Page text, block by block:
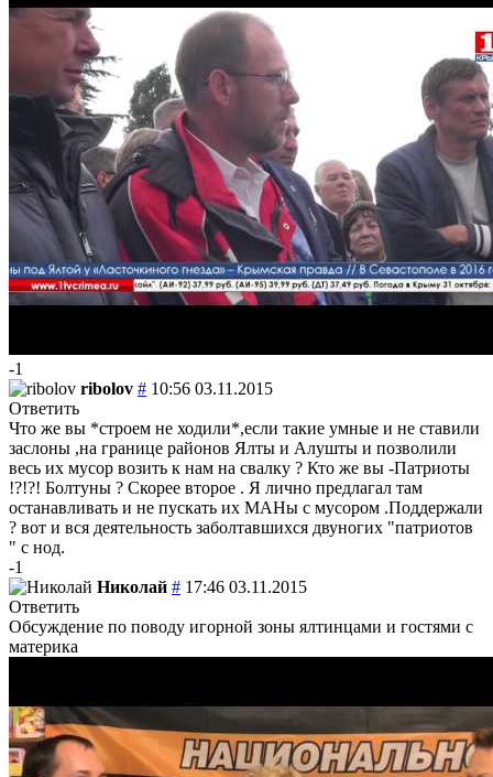
-1
ribolov # 10:56 03.11.2015
Ответить
Что же вы *строем не ходили*,если такие умные и не ставили
заслоны ,на границе районов Ялты и Алушты и позволили
весь их мусор возить к нам на свалку ? Кто же вы -Патриоты
!?!?! Болтуны ? Скорее второе . Я лично предлагал там
останавливать и не пускать их МАНы с мусором .Поддержали
? вот и вся деятельность заболтавшихся двуногих "патриотов
" с нод.
-1
Николай # 17:46 03.11.2015
Ответить
Обсуждение по поводу игорной зоны ялтинцами и гостями с
материка